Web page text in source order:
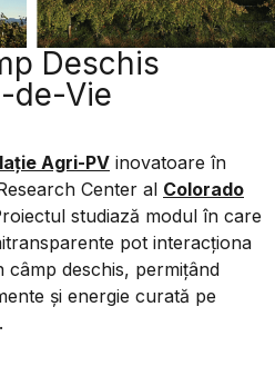
Deschis
de-Vie
Agri-PV inovatoare în
Center al Colorado
studiază modul în care
pot interacționa
deschis, permițând
și energie curată pe